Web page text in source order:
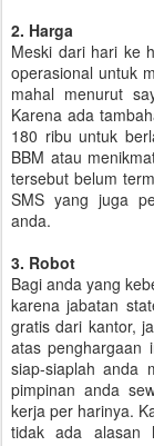
2. Harga
Meski dari hari ke
operasional untuk
mahal menurut
Karena ada
180 ribu untuk
BBM atau
tersebut belum
SMS yang juga
anda.
3. Robot
Bagi anda yang
karena jabatan
gratis dari kantor,
atas penghargaan
siap-siaplah anda
pimpinan anda
kerja per harinya.
tidak ada alasan